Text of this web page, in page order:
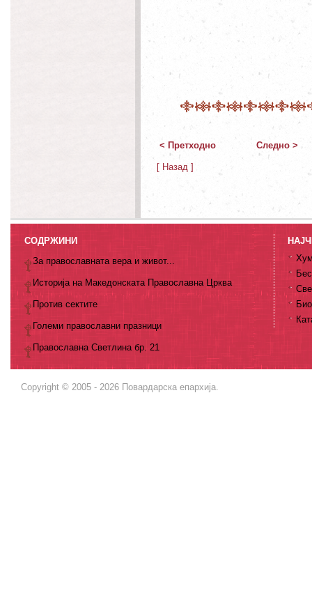
< Претходно Следно >
[ Назад ]
СОДРЖИНИ
За православната вера и живот...
Историја на Македонската Православна Црква
Против сектите
Големи православни празници
Православна Светлина бр. 21
Copyright © 2005 - 2026 Повардарска епархија.